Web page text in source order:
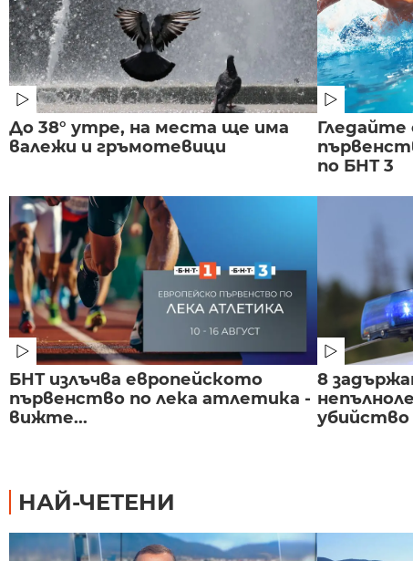
До 38° утре, на места ще има
валежи и гръмотевици
по БНТ 3
БНТ излъчва европейското
първенство по лека атлетика -
вижте...
8
убийство
НАЙ-ЧЕТЕНИ